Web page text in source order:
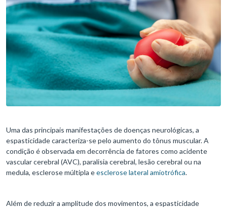
Uma das principais manifestações de doenças neurológicas, a
espasticidade caracteriza-se pelo aumento do tônus muscular. A
condição é observada em decorrência de fatores como acidente
vascular cerebral (AVC), paralisia cerebral, lesão cerebral ou na
medula, esclerose múltipla eesclerose lateral amiotrófica.
Além de reduzir a amplitude dos movimentos, a espasticidade